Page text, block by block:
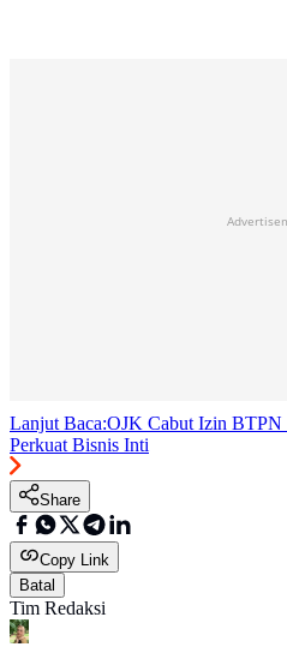
Lanjut Baca:OJK Cabut Izin BTPN
Perkuat Bisnis Inti
Share
Copy Link
Batal
Tim Redaksi